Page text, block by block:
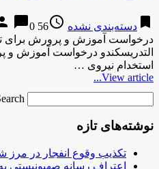
bookmark دسته‌بندی نشده access_time
56 years ago
chat_bubble0
درخواست آموزش و پرورش برای
التدریسکندو درخواست آموزش
استخدام نیروی …
View article...
…
نوشته‌های تازه
تکذیب وقوع انفجار در مرز
اعتراف رسانه صهیونیستی